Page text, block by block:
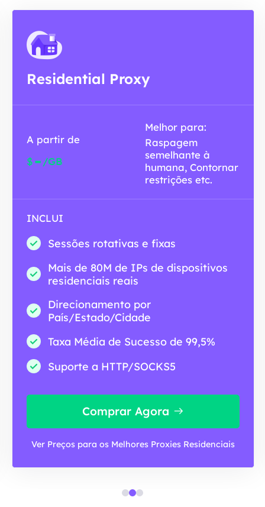
Residential Proxy
A partir de
$- /GB
Melhor para:
Raspagem
semelhante à
humana, Contornar
restrições etc.
INCLUI
Sessões rotativas e fixas
Mais de 80M de IPs de dispositivos
residenciais reais
Direcionamento por
País/Estado/Cidade
Taxa Média de Sucesso de 99,5%
Suporte a HTTP/SOCKS5
Comprar Agora
Ver Preços para os Melhores Proxies Residenciais